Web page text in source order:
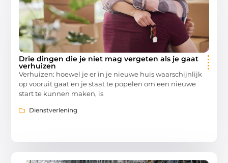
Drie dingen die je niet mag vergeten als je gaat
verhuizen
Verhuizen: hoewel je er in je nieuwe huis waarschijnlijk
op vooruit gaat en je staat te popelen om een nieuwe
start te kunnen maken, is
Dienstverlening